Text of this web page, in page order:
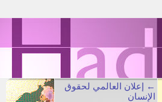
←
إعلان العالمي لحقوق
الإنسان